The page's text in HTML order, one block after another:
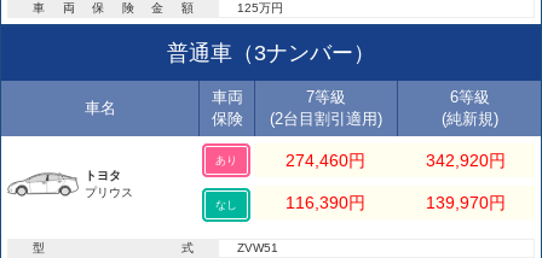
車両保険金額
125万円
普通車（3ナンバー）
車名
車両
保険
7等級
(2台目割引適用)
6等級
(純新規)
トヨタ
プリウス
あり 274,460円 342,920円
なし 116,390円 139,970円
型式
ZVW51